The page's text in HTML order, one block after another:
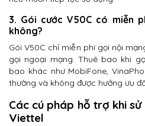
3. Gói cước V50C có miễn
không?
Gói V50C chỉ miễn phí gọi nội
gọi ngoại mạng. Thuê bao khi
bao khác như MobiFone,
thường và không được hưởng ưu
Các cú pháp hỗ trợ khi
Viettel